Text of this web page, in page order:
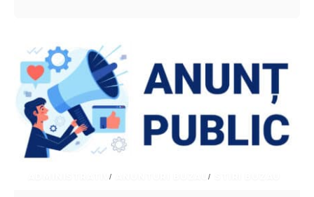
ADMINISTRATIV ANUNTURI BUZAU